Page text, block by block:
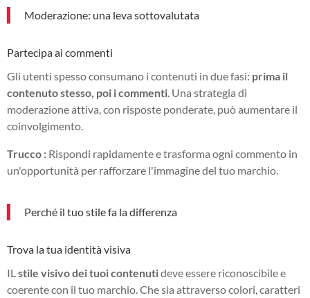
Moderazione: una leva sottovalutata
Partecipa ai commenti
Gli utenti spesso consumano i contenuti in due fasi: prima il
contenuto stesso, poi i commenti . Una strategia di
moderazione attiva, con risposte ponderate, può aumentare il
coinvolgimento.
Trucco : Rispondi rapidamente e trasforma ogni commento in
un'opportunità per rafforzare l'immagine del tuo marchio.
Perché il tuo stile fa la differenza
Trova la tua identità visiva
IL stile visivo dei tuoi contenutideve essere riconoscibile e
coerente con il tuo marchio. Che sia attraverso colori, caratteri